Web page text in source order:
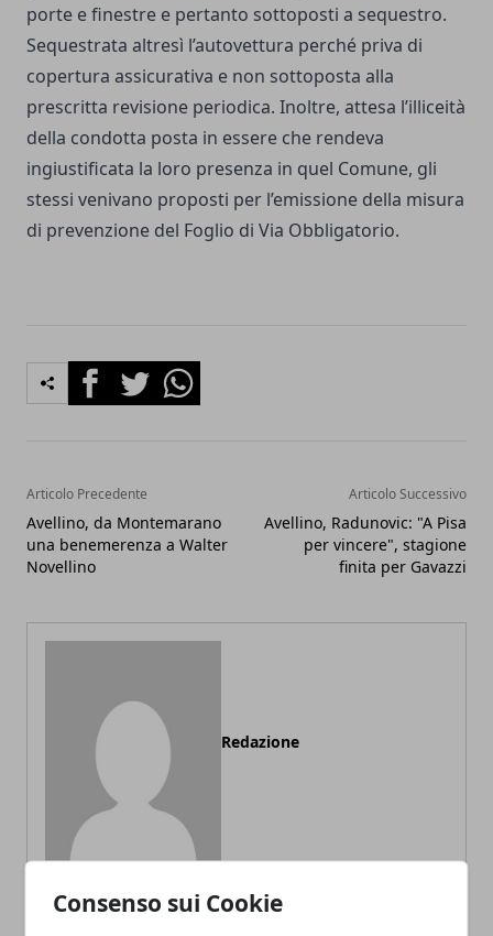
Consenso sui Cookie
porte e finestre e pertanto sottoposti a sequestro.
Sequestrata altresì l’autovettura perché priva di
copertura assicurativa e non sottoposta alla
prescritta revisione periodica. Inoltre, attesa l’illiceità
della condotta posta in essere che rendeva
ingiustificata la loro presenza in quel Comune, gli
stessi venivano proposti per l’emissione della misura
di prevenzione del Foglio di Via Obbligatorio.
FacebookTwitterWhatsapp
Articolo Precedente
Avellino, da Montemarano
una benemerenza a Walter
Novellino
Articolo Successivo
Avellino, Radunovic: "A Pisa
per vincere", stagione
finita per Gavazzi
Redazione